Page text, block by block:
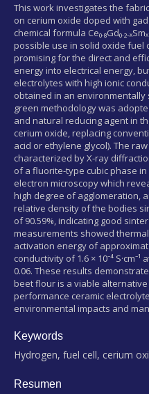
This work investigates the
on cerium oxide doped with
chemical formula
possible use in solid oxide fuel
promising for the direct and
energy into electrical energy,
electrolytes with high ionic
obtained in an environmentally
green methodology was
and natural reducing agent in
cerium oxide, replacing
acid or ethylene glycol). The
characterized by X-ray
of a fluorite-type cubic phase
electron microscopy which
high degree of agglomeration,
relative density of the bodies
of 90.59%, indicating good
measurements showed
activation energy of
conductivity of 1.6 × 10⁻⁴
0.06. These results
beet flour is a viable
performance ceramic
environmental impacts and
Keywords
Hydrogen, fuel cell, cerium
Resumen